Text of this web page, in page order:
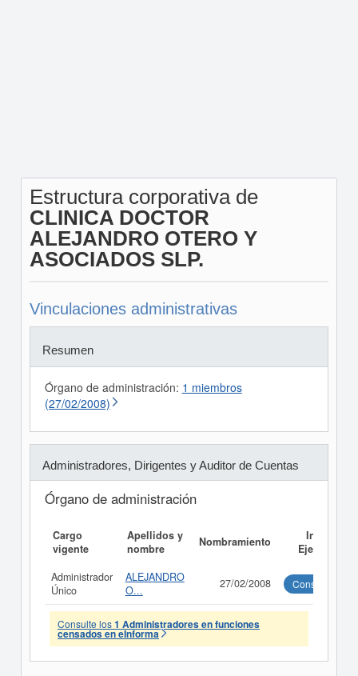
Estructura corporativa de
CLINICA DOCTOR
ALEJANDRO OTERO Y
ASOCIADOS SLP.
Vinculaciones administrativas
Resumen
Órgano de administración: 1 miembros
(27/02/2008)
Administradores, Dirigentes y Auditor de Cuentas
Órgano de administración
Cargo
vigente
Apellidos y
nombre
Nombramiento
Informe
Ejecutivo
Administrador
Único
ALEJANDRO
O...
27/02/2008 Consultar
Consulte los1 Administradores en funciones
censados en eInforma